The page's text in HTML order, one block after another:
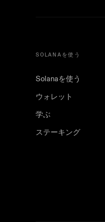
SOLANAを使う
Solanaを使う
ウォレット
学ぶ
ステーキング